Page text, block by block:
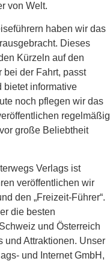
von Welt.
haben wir das
Dieses
Kürzeln auf den
bei der Fahrt, passt
bietet informative
noch pflegen wir das
regelmäßig
große Beliebtheit
Verlags ist
veröffentlichen wir
den „Freizeit-Führer“.
die besten
und Österreich
und Attraktionen. Unser
und Internet GmbH,